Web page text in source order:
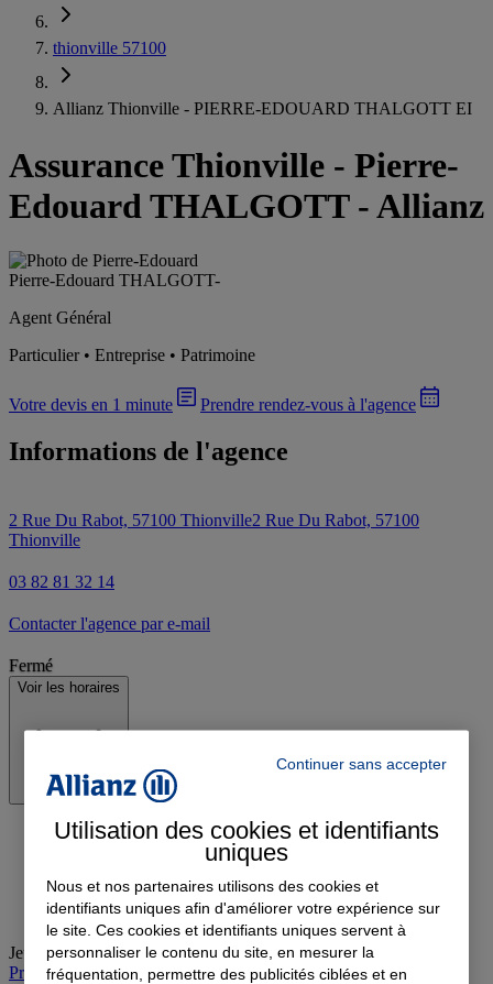
thionville 57100
Allianz Thionville - PIERRE-EDOUARD THALGOTT EI
Assurance Thionville - Pierre-
Edouard THALGOTT - Allianz
Pierre-Edouard THALGOTT-
Agent Général
Particulier • Entreprise • Patrimoine
Votre devis en 1 minute Prendre rendez-vous à l'agence
Informations de l'agence
2 Rue Du Rabot, 57100 Thionville2 Rue Du Rabot, 57100
Thionville
03 82 81 32 14
Contacter l'agence par e-mail
Fermé
Voir les horaires
Jeudi : 09:00-20:00
Prendre rendez-vous à l'agence
Continuer sans accepter
Utilisation des cookies et identifiants
uniques
Nous et nos partenaires utilisons des cookies et
identifiants uniques afin d'améliorer votre expérience sur
le site. Ces cookies et identifiants uniques servent à
personnaliser le contenu du site, en mesurer la
fréquentation, permettre des publicités ciblées et en